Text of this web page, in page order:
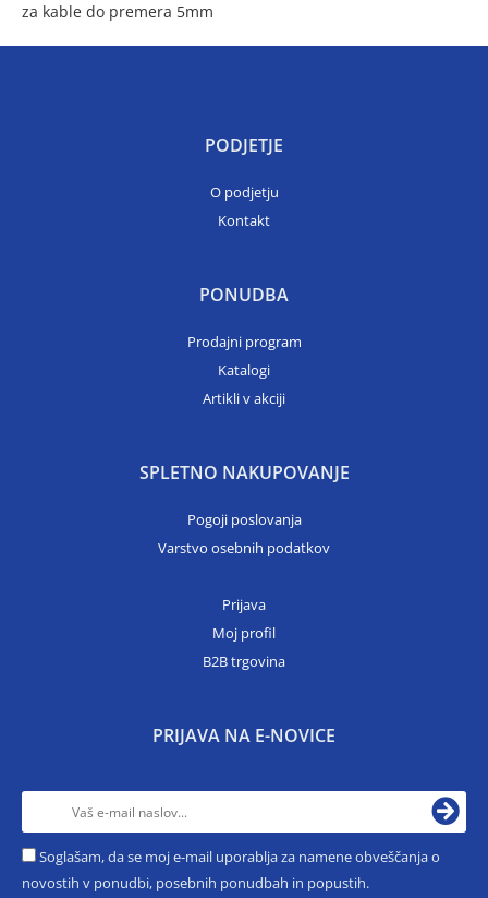
za kable do premera 5mm
PODJETJE
O podjetju
Kontakt
PONUDBA
Prodajni program
Katalogi
Artikli v akciji
SPLETNO NAKUPOVANJE
Pogoji poslovanja
Varstvo osebnih podatkov
Prijava
Moj profil
B2B trgovina
PRIJAVA NA E-NOVICE
Soglašam, da se moj e-mail uporablja za namene obveščanja o
novostih v ponudbi, posebnih ponudbah in popustih.